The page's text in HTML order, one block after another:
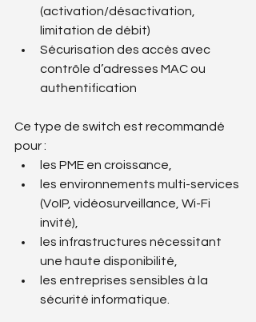
(activation/désactivation,
limitation de débit)
Sécurisation des accès avec
contrôle d’adresses MAC ou
authentification
Ce type de switch est recommandé
pour :
les PME en croissance,
les environnements multi-services
(VoIP, vidéosurveillance, Wi-Fi
invité),
les infrastructures nécessitant
une haute disponibilité,
les entreprises sensibles à la
sécurité informatique.